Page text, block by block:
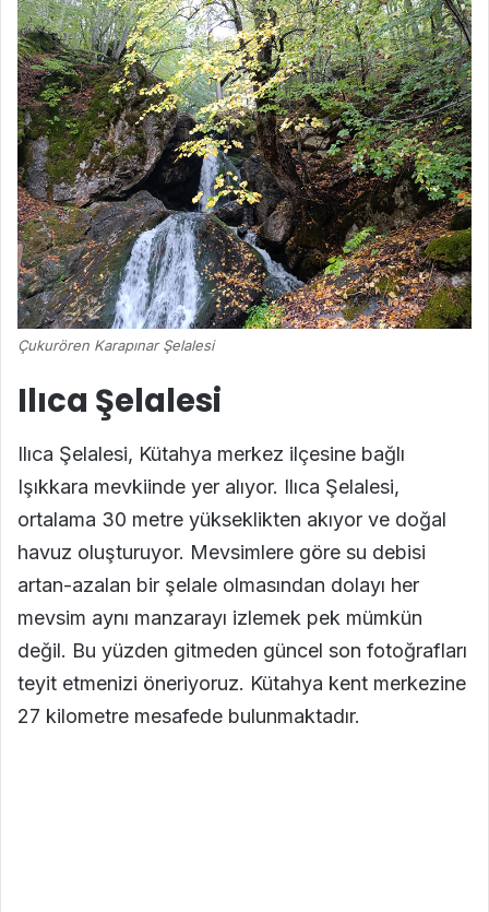
Çukurören Karapınar Şelalesi
Ilıca Şelalesi
Ilıca Şelalesi, Kütahya merkez ilçesine bağlı
Işıkkara mevkiinde yer alıyor. Ilıca Şelalesi,
ortalama 30 metre yükseklikten akıyor ve doğal
havuz oluşturuyor. Mevsimlere göre su debisi
artan-azalan bir şelale olmasından dolayı her
mevsim aynı manzarayı izlemek pek mümkün
değil. Bu yüzden gitmeden güncel son fotoğrafları
teyit etmenizi öneriyoruz. Kütahya kent merkezine
27 kilometre mesafede bulunmaktadır.